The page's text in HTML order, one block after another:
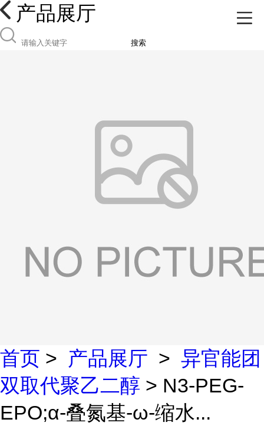
产品展厅
搜索
首页 > 产品展厅 > 异官能团
双取代聚乙二醇 > N3-PEG-
EPO;α-叠氮基-ω-缩水...